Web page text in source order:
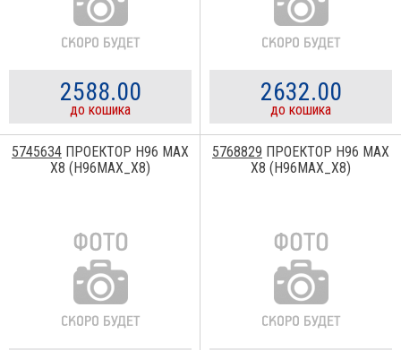
2588.00
до кошика
2632.00
до кошика
5745634 ПРОЕКТОР H96 MAX
X8 (H96MAX_X8)
5768829 ПРОЕКТОР H96 MAX
X8 (H96MAX_X8)